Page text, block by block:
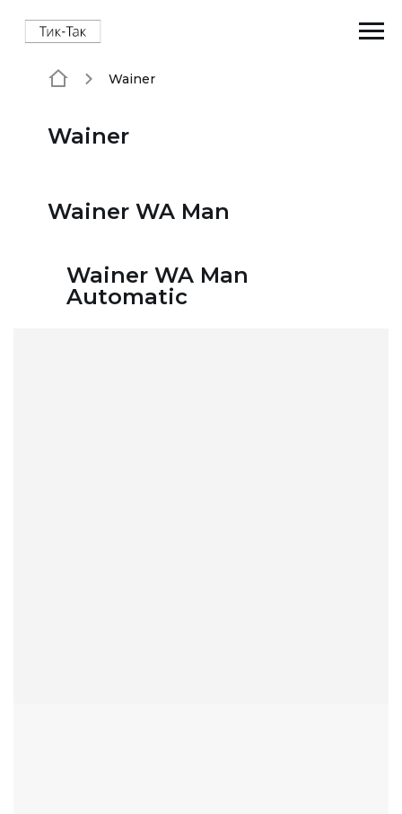
Wainer
Wainer
Wainer WA Man
Wainer WA Man
Automatic